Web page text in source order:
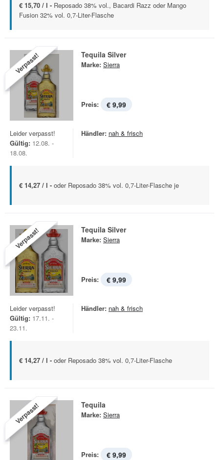
€ 15,70 / l - Reposado 38% vol., Bacardi Razz oder Mango
Fusion 32% vol. 0,7-Liter-Flasche
Verpasst! Tequila Silver
Marke: Sierra
Preis: € 9,99
Leider verpasst!
Gültig: 12.08. -
18.08.
Händler: nah & frisch
€ 14,27 / l - oder Reposado 38% vol. 0,7-Liter-Flasche je
Verpasst! Tequila Silver
Marke: Sierra
Preis: € 9,99
Leider verpasst!
Gültig: 17.11. -
23.11.
Händler: nah & frisch
€ 14,27 / l - oder Reposado 38% vol. 0,7-Liter-Flasche
Verpasst! Tequila
Marke: Sierra
Preis: € 9,99